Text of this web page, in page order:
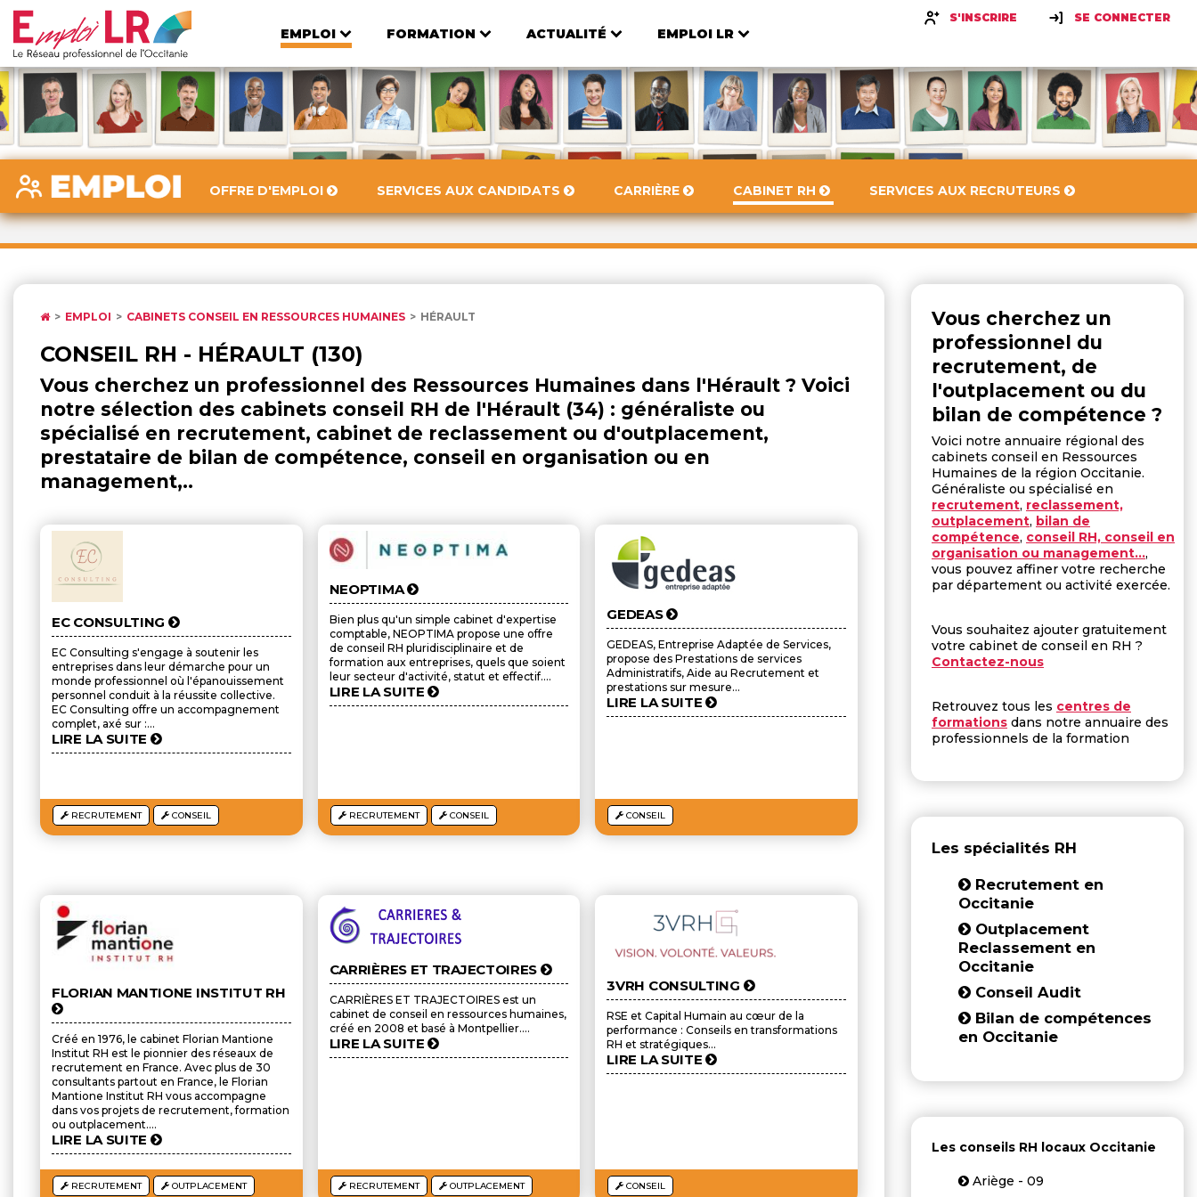
EMPLOI FORMATION ACTUALITÉ EMPLOI LR
S'INSCRIRE SE CONNECTER
OFFRE D'EMPLOI SERVICES AUX CANDIDATS CARRIÈRE CABINET RH SERVICES AUX RECRUTEURS
EMPLOI CABINETS CONSEIL EN RESSOURCES HUMAINES HÉRAULT
CONSEIL RH - HÉRAULT (130)
Vous cherchez un professionnel des Ressources Humaines dans l'Hérault ? Voici
notre sélection des cabinets conseil RH de l'Hérault (34) : généraliste ou
spécialisé en recrutement, cabinet de reclassement ou d'outplacement,
prestataire de bilan de compétence, conseil en organisation ou en
management,..
EC CONSULTING
EC Consulting s'engage à soutenir les
entreprises dans leur démarche pour un
monde professionnel où l'épanouissement
personnel conduit à la réussite collective.
EC Consulting offre un accompagnement
complet, axé sur :...
LIRE LA SUITE
RECRUTEMENT CONSEIL
NEOPTIMA
Bien plus qu'un simple cabinet d'expertise
comptable, NEOPTIMA propose une offre
de conseil RH pluridisciplinaire et de
formation aux entreprises, quels que soient
leur secteur d'activité, statut et effectif....
LIRE LA SUITE
RECRUTEMENT CONSEIL
GEDEAS
GEDEAS, Entreprise Adaptée de Services,
propose des Prestations de services
Administratifs, Aide au Recrutement et
prestations sur mesure...
LIRE LA SUITE
CONSEIL
FLORIAN MANTIONE INSTITUT RH
Créé en 1976, le cabinet Florian Mantione
Institut RH est le pionnier des réseaux de
recrutement en France. Avec plus de 30
consultants partout en France, le Florian
Mantione Institut RH vous accompagne
dans vos projets de recrutement, formation
ou outplacement....
LIRE LA SUITE
RECRUTEMENT OUTPLACEMENT
CARRIÈRES ET TRAJECTOIRES
CARRIÈRES ET TRAJECTOIRES est un
cabinet de conseil en ressources humaines,
créé en 2008 et basé à Montpellier....
LIRE LA SUITE
RECRUTEMENT OUTPLACEMENT
3VRH CONSULTING
RSE et Capital Humain au cœur de la
performance : Conseils en transformations
RH et stratégiques...
LIRE LA SUITE
CONSEIL
Vous cherchez un
professionnel du
recrutement, de
l'outplacement ou du
bilan de compétence ?
Voici notre annuaire régional des
cabinets conseil en Ressources
Humaines de la région Occitanie.
Généraliste ou spécialisé en
recrutement, reclassement,
outplacement, bilan de
compétence, conseil RH, conseil en
organisation ou management...,
vous pouvez affiner votre recherche
par département ou activité exercée.
Vous souhaitez ajouter gratuitement
votre cabinet de conseil en RH ?
Contactez-nous
Retrouvez tous les centres de
formations dans notre annuaire des
professionnels de la formation
Les spécialités RH
Recrutement en
Occitanie
Outplacement
Reclassement en
Occitanie
Conseil Audit
Bilan de compétences
en Occitanie
Les conseils RH locaux Occitanie
Ariège - 09